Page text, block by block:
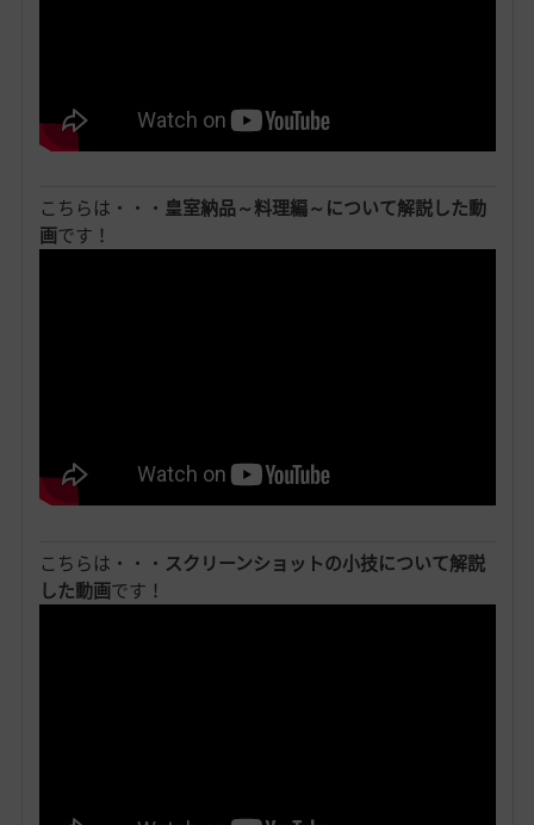
こちらは・・・ 皇室納品～料理編～について解説した動
画です！
こちらは・・・ スクリーンショットの小技について解説
した動画です！